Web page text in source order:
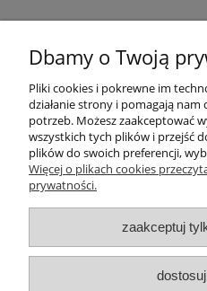
Płatności
Moje
Popularne
Dbamy o Twoją
Pliki cookies i pokrewne im
działanie strony i pomagają
potrzeb. Możesz zaakceptować
wszystkich tych plików i przejść
plików do swoich preferencji,
Więcej o plikach cookies
prywatności.
zaakceptuj